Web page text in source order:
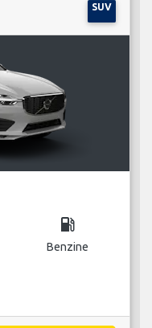
SUV
local_gas_station
Benzine